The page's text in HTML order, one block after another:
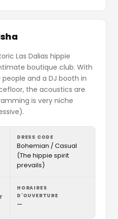
Las Dalias hippie
boutique club. With
and a DJ booth in
the acoustics are
is very niche
DRESS CODE
Bohemian / Casual
(The hippie spirit
prevails)
HORAIRES
D'OUVERTURE
—